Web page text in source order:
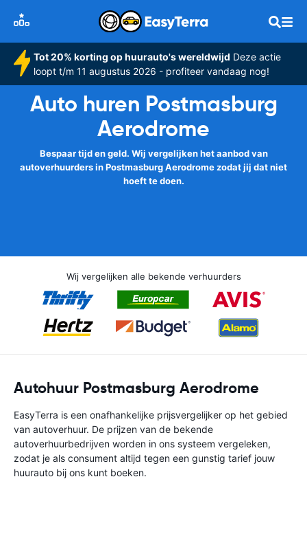
Tot 20% korting op huurauto's wereldwijd Deze actie
loopt t/m 11 augustus 2026 - profiteer vandaag nog!
Auto huren Postmasburg
Aerodrome
Bespaar tijd en geld. Wij vergelijken het aanbod van
autoverhuurders in Postmasburg Aerodrome zodat jij dat niet
hoeft te doen.
Wij vergelijken alle bekende verhuurders
Autohuur Postmasburg Aerodrome
EasyTerra is een onafhankelijke prijsvergelijker op het gebied
van autoverhuur. De prijzen van de bekende
autoverhuurbedrijven worden in ons systeem vergeleken,
zodat je als consument altijd tegen een gunstig tarief jouw
huurauto bij ons kunt boeken.